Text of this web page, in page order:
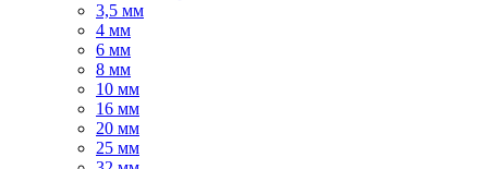
3,5 мм
4 мм
6 мм
8 мм
10 мм
16 мм
20 мм
25 мм